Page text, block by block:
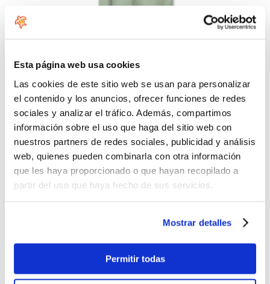
Esta página web usa cookies
Las cookies de este sitio web se usan para personalizar
el contenido y los anuncios, ofrecer funciones de redes
sociales y analizar el tráfico. Además, compartimos
información sobre el uso que haga del sitio web con
nuestros partners de redes sociales, publicidad y análisis
web, quienes pueden combinarla con otra información
que les haya proporcionado o que hayan recopilado a
partir del uso que haya hecho de sus servicios.
Mostrar detalles
Permitir todas